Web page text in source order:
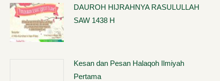
DAUROH HIJRAHNYA RASULULLAH
SAW 1438 H
Kesan dan Pesan Halaqoh Ilmiyah
Pertama